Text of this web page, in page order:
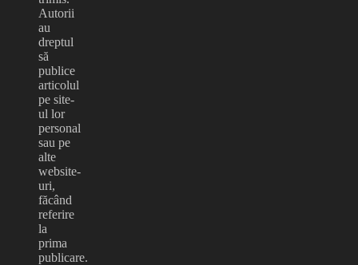
Autorii
au
dreptul
să
publice
articolul
pe site-
ul lor
personal
sau pe
alte
website-
uri,
făcând
referire
la
prima
publicare.